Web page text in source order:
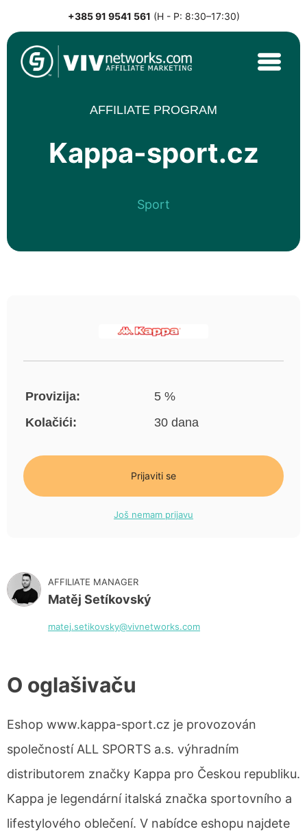
to
content
+385 91 9541 561 (H - P: 8:30–17:30)
VIVnetworks.com
Nejvýkonnější affiliate síť v CEE
AFFILIATE PROGRAM
Kappa-sport.cz
Sport
Provizija:
5 %
Kolačići:
30 dana
Prijaviti se
Još nemam prijavu
AFFILIATE MANAGER
Matěj Setíkovský
matej.setikovsky@vivnetworks.com
O oglašivaču
Eshop www.kappa-sport.cz je provozován
společností ALL SPORTS a.s. výhradním
distributorem značky Kappa pro Českou republiku.
Kappa je legendární italská značka sportovního a
lifestylového oblečení. V nabídce eshopu najdete